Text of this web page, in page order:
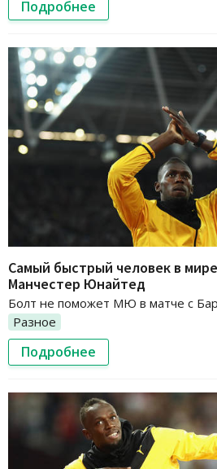
Подробнее
Самый быстрый человек в
Манчестер Юнайтед
Болт не поможет МЮ в матче с
Разное
Подробнее